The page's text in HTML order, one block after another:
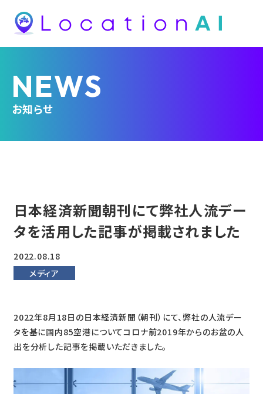
NEWS
お知らせ
日本経済新聞朝刊にて弊社人流デー
タを活用した記事が掲載されました
2022.08.18
メディア
2022年8月18日の日本経済新聞（朝刊）にて、弊社の人流デー
タを基に国内85空港についてコロナ前2019年からのお盆の人
出を分析した記事を掲載いただきました。